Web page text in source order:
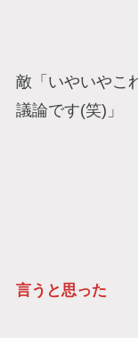
敵「いやいやこ
議論です(笑)」
言うと思った